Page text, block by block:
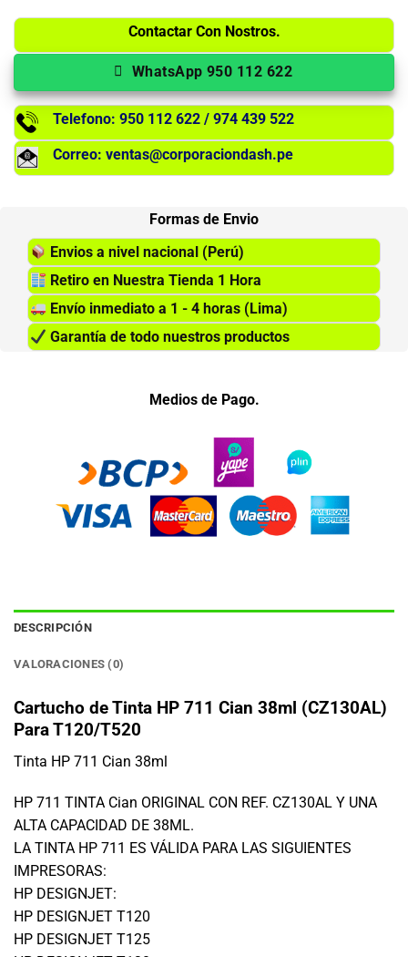
Contactar Con Nostros.
WhatsApp 950 112 622
Telefono: 950 112 622 / 974 439 522
Correo: ventas@corporaciondash.pe
Formas de Envio
Envios a nivel nacional (Perú)
Retiro en Nuestra Tienda 1 Hora
Envío inmediato a 1 - 4 horas (Lima)
Garantía de todo nuestros productos
Medios de Pago.
DESCRIPCIÓN
VALORACIONES (0)
Cartucho de Tinta HP 711 Cian 38ml (CZ130AL)
Para T120/T520
Tinta HP 711 Cian 38ml
HP 711 TINTA Cian ORIGINAL CON REF. CZ130AL Y UNA
ALTA CAPACIDAD DE 38ML.
LA TINTA HP 711 ES VÁLIDA PARA LAS SIGUIENTES
IMPRESORAS:
HP DESIGNJET:
HP DESIGNJET T120
HP DESIGNJET T125